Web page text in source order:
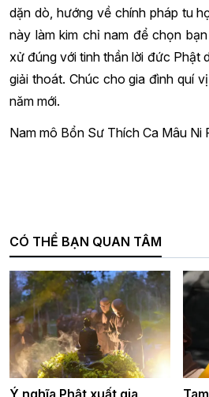
dặn dò, hướng về chính pháp tu
này làm kim chỉ nam để chọn
xử đúng với tinh thần lời đức Phật
giải thoát. Chúc cho gia đình quí
năm mới.
Nam mô Bổn Sư Thích Ca Mâu Ni
CÓ THỂ BẠN QUAN TÂM